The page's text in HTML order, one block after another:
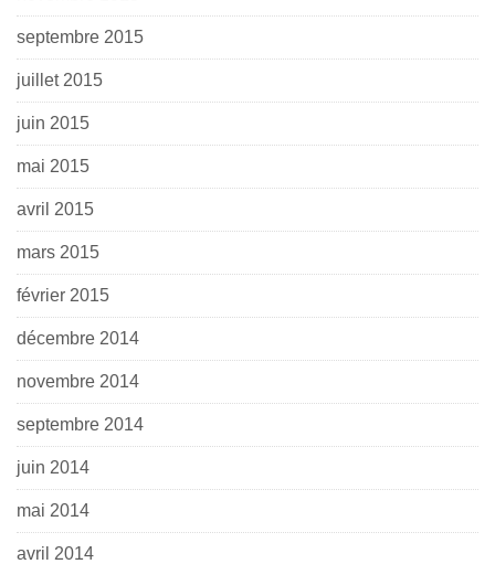
septembre 2015
juillet 2015
juin 2015
mai 2015
avril 2015
mars 2015
février 2015
décembre 2014
novembre 2014
septembre 2014
juin 2014
mai 2014
avril 2014